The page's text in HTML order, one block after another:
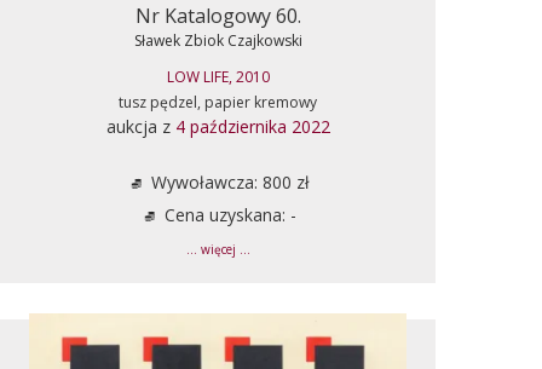
Nr Katalogowy 60.
Sławek Zbiok Czajkowski
LOW LIFE, 2010
tusz pędzel, papier kremowy
aukcja z 4 października 2022
Wywoławcza: 800 zł
Cena uzyskana: -
... więcej ...